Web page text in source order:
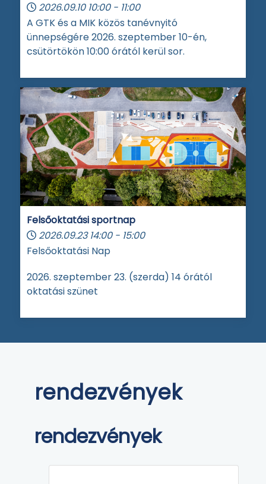
2026.09.10 10:00 - 11:00
A GTK és a MIK közös tanévnyitó
ünnepségére 2026. szeptember 10-én,
csütörtökön 10:00 órától kerül sor.
Felsőoktatási sportnap
2026.09.23 14:00 - 15:00
Felsőoktatási Nap
2026. szeptember 23. (szerda) 14 órától
oktatási szünet
rendezvények
rendezvények